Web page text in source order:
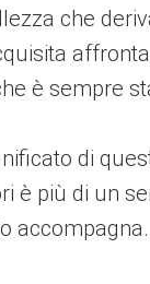
che
è sempre
di
è più di un
accompagna.